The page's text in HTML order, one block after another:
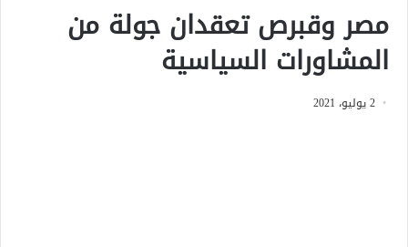
مصر وقبرص تعقدان جولة من
المشاورات السياسية
2 يوليو، 2021